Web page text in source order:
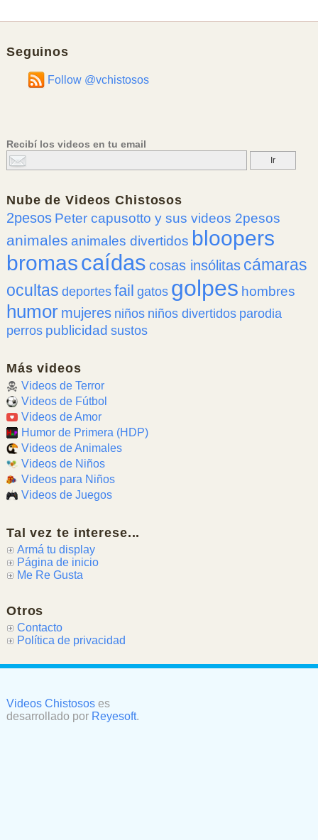
Seguinos
Follow @vchistosos
Recibí los videos en tu email
Nube deVideos Chistosos
2pesos Peter capusotto y sus videos 2pesos
animales animales divertidos bloopers
bromascaídas cosas insólitas cámaras
ocultas deportes fail gatos golpes hombres
humor mujeres niños niños divertidos parodia
perros publicidad sustos
Más videos
Videos de Terror
Videos de Fútbol
Videos de Amor
Humor de Primera (HDP)
Videos de Animales
Videos de Niños
Videos para Niños
Videos de Juegos
Tal vez te interese...
Armá tu display
Página de inicio
Me Re Gusta
Otros
Contacto
Política de privacidad
Videos Chistososes
desarrollado por Reyesoft.